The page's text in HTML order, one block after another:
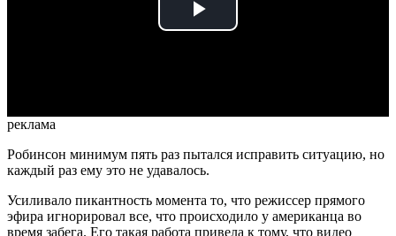
Play
реклама
Робинсон минимум пять раз пытался исправить ситуацию, но
каждый раз ему это не удавалось.
Усиливало пикантность момента то, что режиссер прямого
эфира игнорировал все, что происходило у американца во
время забега. Его такая работа привела к тому, что видео